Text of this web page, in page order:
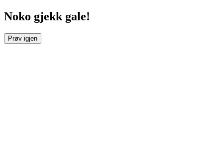
Noko gjekk gale!
Prøv igjen